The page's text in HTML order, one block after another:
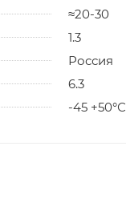
≈20-30
1.3
Россия
6.3
-45 +50°С